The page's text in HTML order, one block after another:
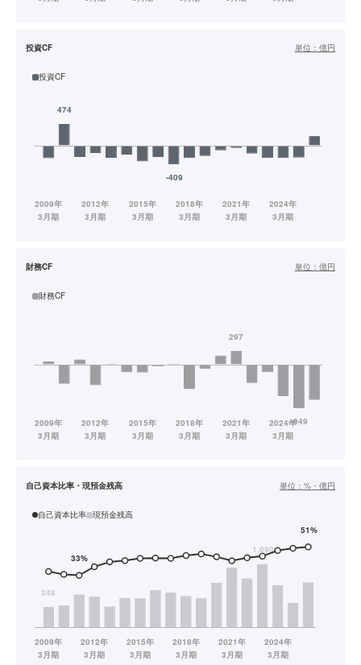
投資CF 単位： 億円
投資CF
財務CF 単位： 億円
財務CF
自己資本比率・現預金残高 単位： %・億円
自己資本比率 現預金残高